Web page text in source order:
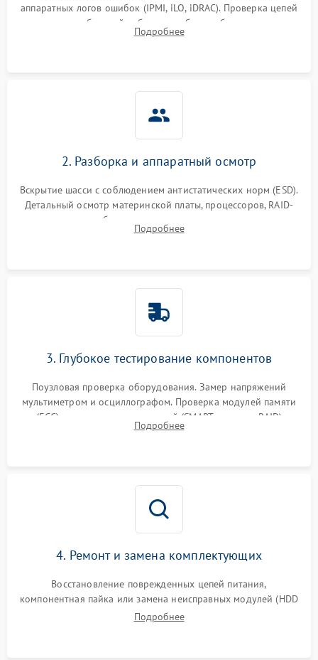
аппаратных логов ошибок (IPMI, iLO, iDRAC). Проверка цепей
питания и базовой работоспособности без вскрытия
корпуса для быстрой локализации сбоя.
Подробнее
2. Разборка и аппаратный осмотр
Вскрытие шасси с соблюдением антистатических норм (ESD).
Детальный осмотр материнской платы, процессоров, RAID-
контроллеров и блоков питания на наличие термических
повреждений, прогаров или окислений.
Подробнее
3. Глубокое тестирование компонентов
Поузловая проверка оборудования. Замер напряжений
мультиметром и осциллографом. Проверка модулей памяти
(ECC) и состояния накопителей (SMART, массивы RAID)
специализированными диагностическими утилитами.
Подробнее
4. Ремонт и замена комплектующих
Восстановление поврежденных цепей питания,
компонентная пайка или замена неисправных модулей (HDD
Подробнее